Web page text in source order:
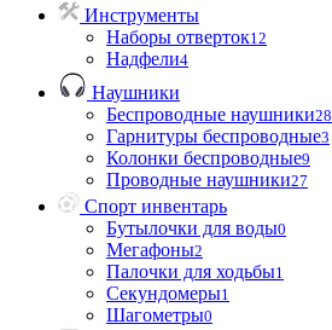
Инструменты
Наборы отверток12
Надфели4
Наушники
Беспроводные наушники28
Гарнитуры беспроводные3
Колонки беспроводные9
Проводные наушники27
Спорт инвентарь
Бутылочки для воды0
Мегафоны2
Палочки для ходьбы1
Секундомеры1
Шагометры0